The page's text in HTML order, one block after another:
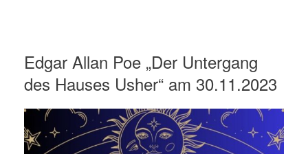
Edgar Allan Poe „Der Untergang
des Hauses Usher“ am 30.11.2023